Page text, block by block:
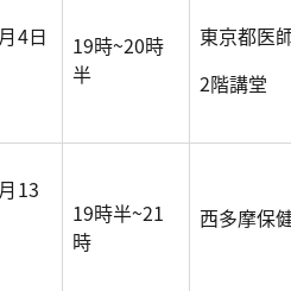
4日
19時~20時
半
東京都医
2階講堂
13
19時半~21
時
西多摩保